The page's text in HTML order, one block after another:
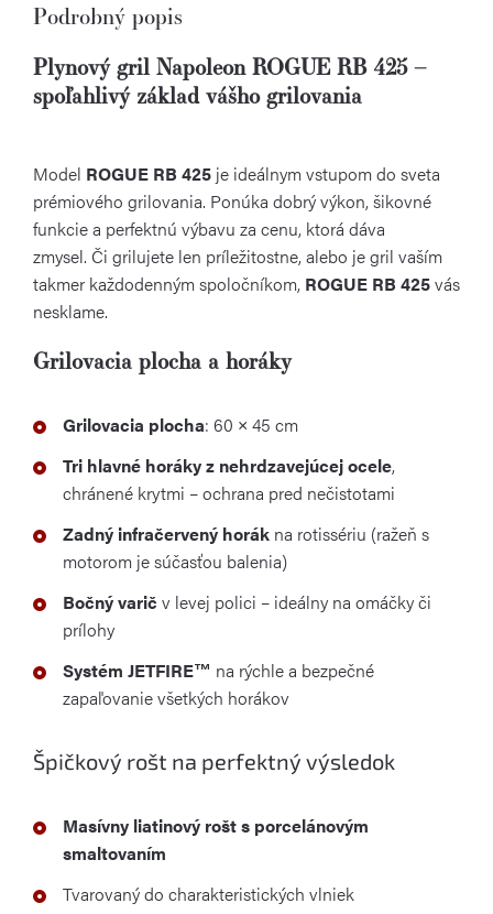
Podrobný popis
Plynový gril Napoleon ROGUE RB 425 –
spoľahlivý základ vášho grilovania
Model ROGUE RB 425 je ideálnym vstupom do sveta
prémiového grilovania. Ponúka dobrý výkon, šikovné
funkcie a perfektnú výbavu za cenu, ktorá dáva
zmysel. Či grilujete len príležitostne, alebo je gril vaším
takmer každodenným spoločníkom, ROGUE RB 425vás
nesklame.
Grilovacia plocha a horáky
Grilovacia plocha: 60 × 45 cm
Tri hlavné horáky z nehrdzavejúcej ocele,
chránené krytmi – ochrana pred nečistotami
Zadný infračervený horák na rotissériu (ražeň s
motorom je súčasťou balenia)
Bočný varič v levej polici – ideálny na omáčky či
prílohy
Systém JETFIRE™ na rýchle a bezpečné
zapaľovanie všetkých horákov
Špičkový rošt na perfektný výsledok
Masívny liatinový rošt s porcelánovým
smaltovaním
Tvarovaný do charakteristických vlniek